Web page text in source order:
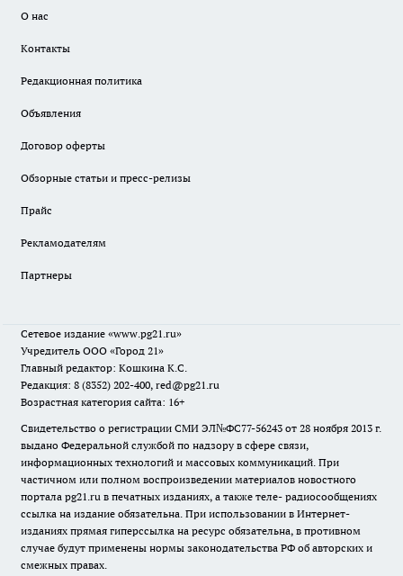
О нас
Контакты
Редакционная политика
Объявления
Договор оферты
Обзорные статьи и пресс-релизы
Прайс
Рекламодателям
Партнеры
Сетевое издание «www.pg21.ru»
Учредитель ООО «Город 21»
Главный редактор: Кошкина К.С.
Редакция: 8 (8352) 202-400, red@pg21.ru
Возрастная категория сайта: 16+
Свидетельство о регистрации СМИ ЭЛ№ФС77-56243 от 28 ноября 2013 г.
выдано Федеральной службой по надзору в сфере связи,
информационных технологий и массовых коммуникаций. При
частичном или полном воспроизведении материалов новостного
портала pg21.ru в печатных изданиях, а также теле- радиосообщениях
ссылка на издание обязательна. При использовании в Интернет-
изданиях прямая гиперссылка на ресурс обязательна, в противном
случае будут применены нормы законодательства РФ об авторских и
смежных правах.